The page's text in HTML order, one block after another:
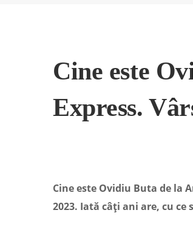
Cine este
Express.
Cine este Ovidiu Buta de la
2023. Iată câți ani are, cu ce